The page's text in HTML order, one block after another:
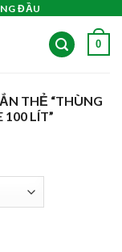
ĐẦU
0
THẺ “THÙNG
100 LÍT”